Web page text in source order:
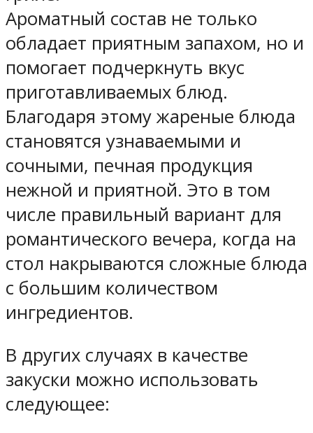
Ароматный состав не только
обладает приятным запахом, но и
помогает подчеркнуть вкус
приготавливаемых блюд.
Благодаря этому жареные блюда
становятся узнаваемыми и
сочными, печная продукция
нежной и приятной. Это в том
числе правильный вариант для
романтического вечера, когда на
стол накрываются сложные блюда
с большим количеством
ингредиентов.
В других случаях в качестве
закуски можно использовать
следующее: